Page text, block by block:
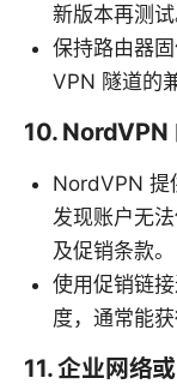
新版本再测试
保持路由器
VPN 隧道的
10. NordVPN
NordVPN 提
发现账户无
及促销条款。
使用促销链
度，通常能获
11. 企业网络